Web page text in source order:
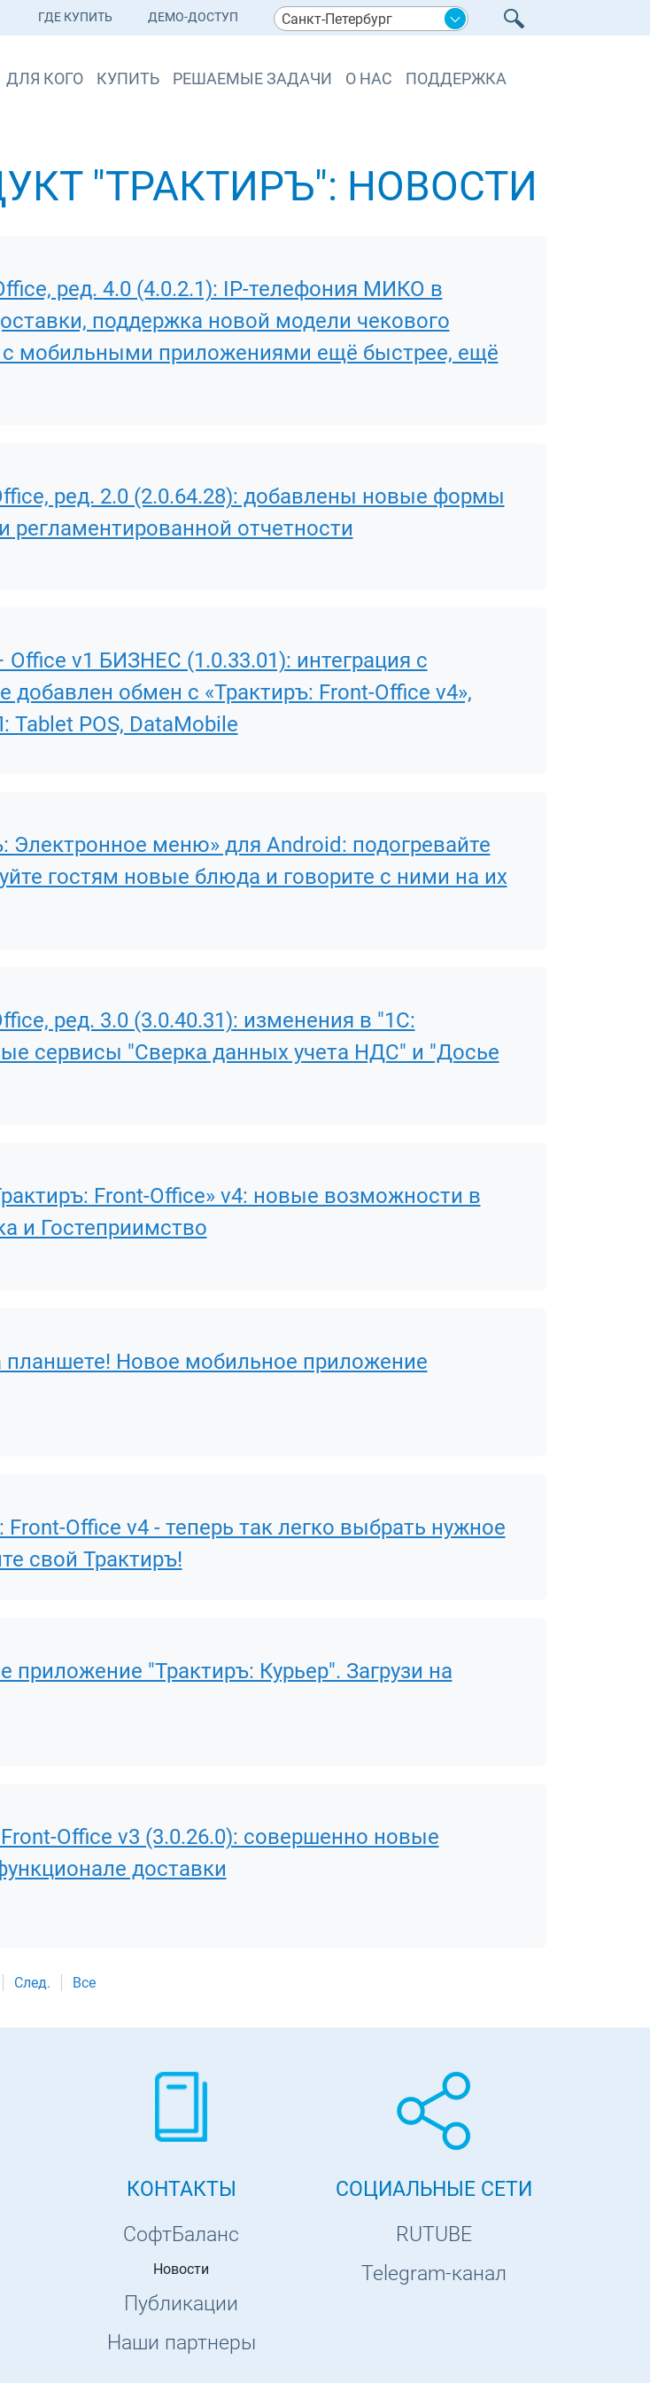
ГДЕ КУПИТЬ ДЕМО-ДОСТУП Санкт-Петербург
ДЛЯ КОГО КУПИТЬ РЕШАЕМЫЕ ЗАДАЧИ О НАС ПОДДЕРЖКА
"ТРАКТИРЪ": НОВОСТИ
ред. 4.0 (4.0.2.1): IP-телефония МИКО в
поддержка новой модели чекового
с мобильными приложениями ещё быстрее, ещё
ред. 2.0 (2.0.64.28): добавлены новые формы
регламентированной отчетности
Office v1 БИЗНЕС (1.0.33.01): интеграция с
добавлен обмен с «Трактиръ: Front-Office v4»,
POS, DataMobile
Электронное меню» для Android: подогревайте
гостям новые блюда и говорите с ними на их
ред. 3.0 (3.0.40.31): изменения в "1С:
сервисы "Сверка данных учета НДС" и "Досье
Front-Office» v4: новые возможности в
и Гостеприимство
планшете! Новое мобильное приложение
Office v4 - теперь так легко выбрать нужное
свой Трактиръ!
приложение "Трактиръ: Курьер". Загрузи на
Office v3 (3.0.26.0): совершенно новые
доставки
След. Все
КОНТАКТЫ
СофтБаланс
Новости
Публикации
Наши партнеры
СОЦИАЛЬНЫЕ СЕТИ
RUTUBE
Telegram-канал